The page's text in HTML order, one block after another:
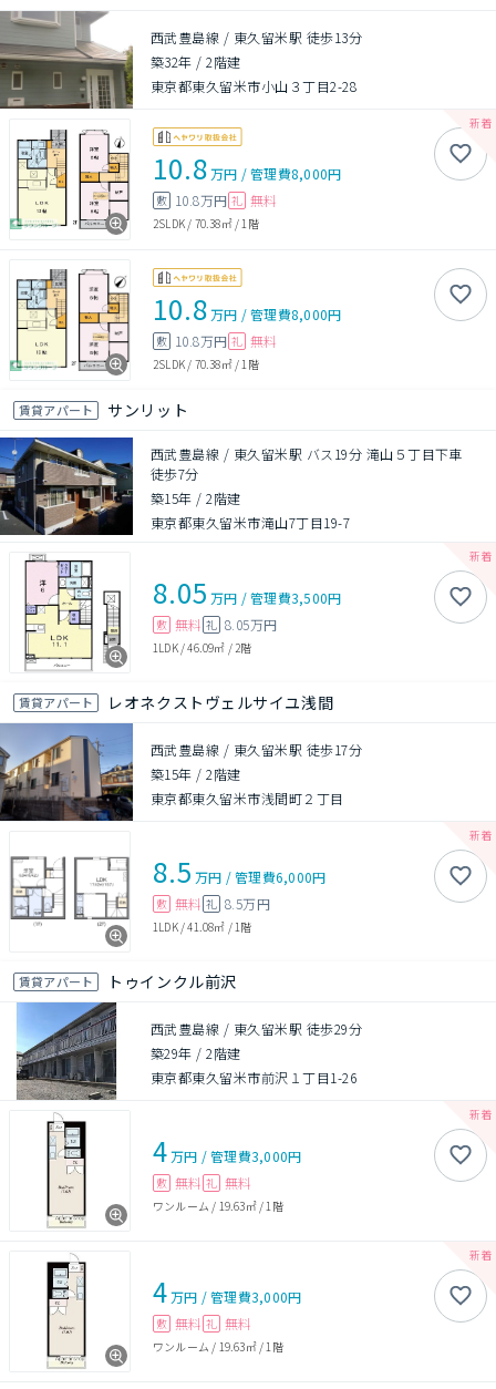
西武豊島線 / 東久留米駅 徒歩13分
築32年 /2階建
東京都東久留米市小山３丁目2-28
10.8万円 /管理費8,000円
敷 10.8万円 礼 無料
2SLDK / 70.38㎡/1階
10.8万円 /管理費8,000円
敷 10.8万円 礼 無料
2SLDK / 70.38㎡/1階
賃貸アパート サンリット
西武豊島線 / 東久留米駅 バス19分 滝山５丁目下車
徒歩7分
築15年 /2階建
東京都東久留米市滝山7丁目19-7
8.05 万円 /管理費3,500円
敷 無料 礼 8.05万円
1LDK/46.09㎡ / 2階
賃貸アパート レオネクストヴェルサイユ浅間
西武豊島線 / 東久留米駅 徒歩17分
築15年 /2階建
東京都東久留米市浅間町２丁目
8.5 万円 /管理費6,000円
敷 無料 礼 8.5万円
1LDK/41.08㎡ / 1階
賃貸アパート トゥインクル前沢
西武豊島線 / 東久留米駅 徒歩29分
築29年 /2階建
東京都東久留米市前沢１丁目1-26
4万円 /管理費3,000円
敷 無料 礼 無料
ワンルーム / 19.63㎡/ 1階
4万円 /管理費3,000円
敷 無料 礼 無料
ワンルーム / 19.63㎡/ 1階